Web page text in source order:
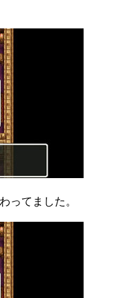
ってました。